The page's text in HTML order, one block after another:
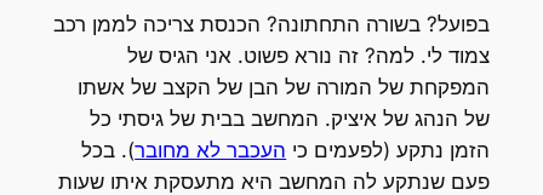
בפועל? בשורה התחתונה? הכנסת צריכה לממן רכב
צמוד לי. למה? זה נורא פשוט. אני הגיס של
המפקחת של המורה של הבן של הקצב של אשתו
של הנהג של איציק. המחשב בבית של גיסתי כל
הזמן נתקע (לפעמים כי העכבר לא מחובר). בכל
פעם שנתקע לה המחשב היא מתעסקת איתו שעות